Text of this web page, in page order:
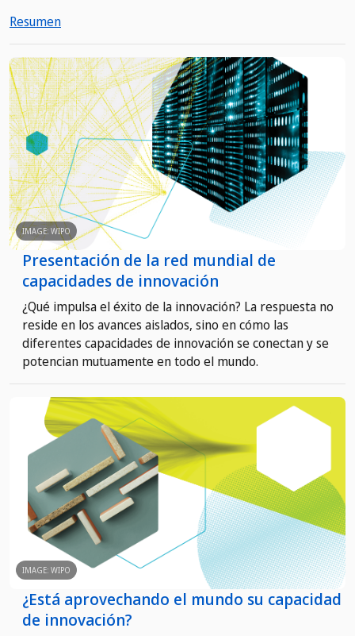
Resumen
IMAGE: WIPO
Presentación de la red mundial de
capacidades de innovación
¿Qué impulsa el éxito de la innovación? La respuesta no
reside en los avances aislados, sino en cómo las
diferentes capacidades de innovación se conectan y se
potencian mutuamente en todo el mundo.
IMAGE: WIPO
¿Está aprovechando el mundo su capacidad
de innovación?